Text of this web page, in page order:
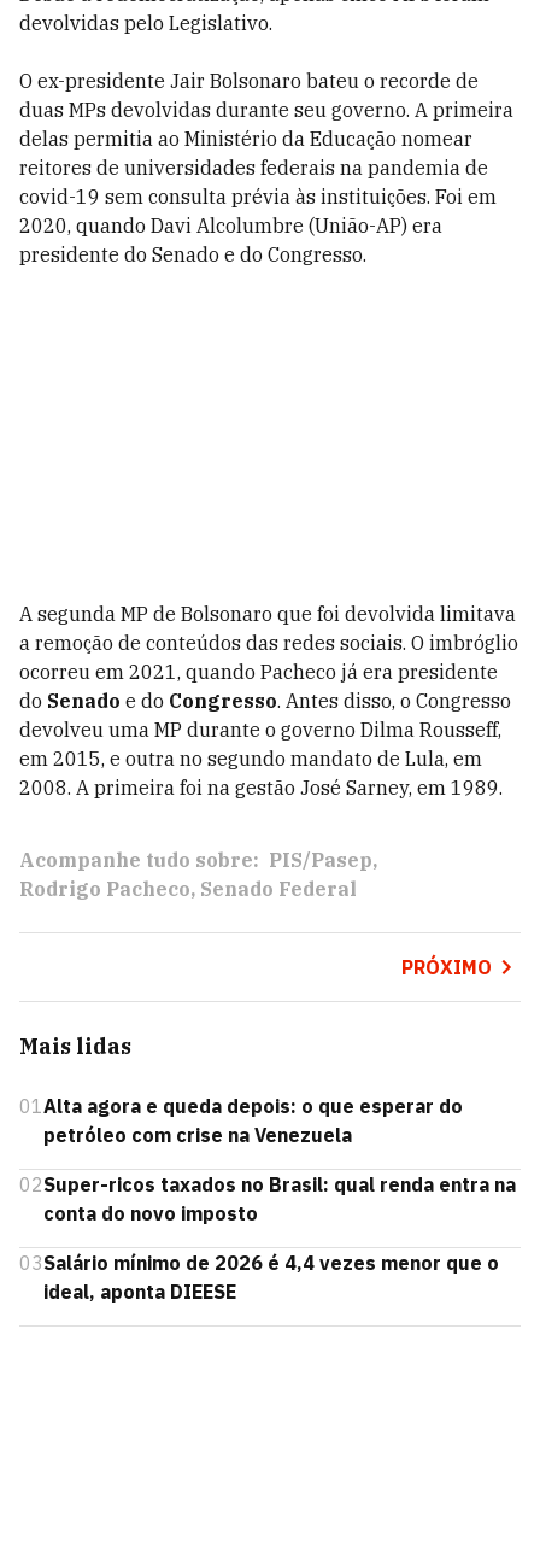
devolvidas pelo Legislativo.
O ex-presidente Jair Bolsonaro bateu o recorde de
duas MPs devolvidas durante seu governo. A primeira
delas permitia ao Ministério da Educação nomear
reitores de universidades federais na pandemia de
covid-19 sem consulta prévia às instituições. Foi em
2020, quando Davi Alcolumbre (União-AP) era
presidente do Senado e do Congresso.
A segunda MP de Bolsonaro que foi devolvida limitava
a remoção de conteúdos das redes sociais. O imbróglio
ocorreu em 2021, quando Pacheco já era presidente
do Senado e do Congresso. Antes disso, o Congresso
devolveu uma MP durante o governo Dilma Rousseff,
em 2015, e outra no segundo mandato de Lula, em
2008. A primeira foi na gestão José Sarney, em 1989.
Acompanhe tudo sobre: PIS/Pasep
Rodrigo Pacheco Senado Federal
PRÓXIMO
Mais lidas
01 Alta agora e queda depois: o que esperar do
petróleo com crise na Venezuela
02Super-ricos taxados no Brasil: qual renda entra na
conta do novo imposto
03Salário mínimo de 2026 é 4,4 vezes menor que o
ideal, aponta DIEESE